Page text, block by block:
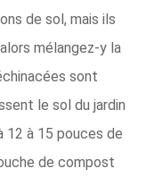
de sol, mais ils
mélangez-y la
sont
le sol du jardin
12 à 15 pouces de
de compost